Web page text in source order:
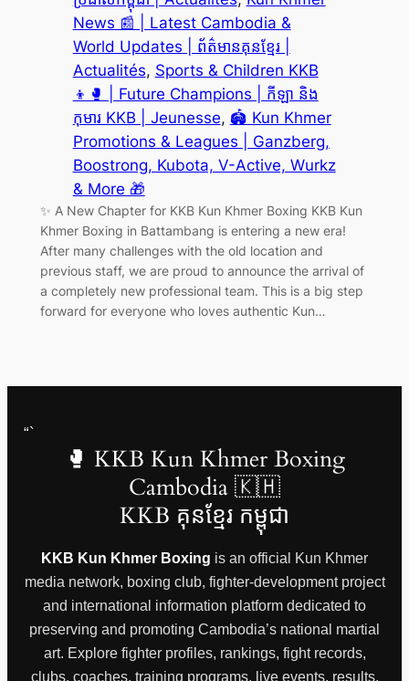
News 📰 | Latest Cambodia &
World Updates | ព័ត៌មានគុនខ្មែរ |
Actualités, Sports & Children KKB
👦🥊 | Future Champions | កីឡា និង
កុមារ KKB | Jeunesse, 🏟️ Kun Khmer
Promotions & Leagues | Ganzberg,
Boostrong, Kubota, V-Active, Wurkz
& More 🎁
✨ A New Chapter for KKB Kun Khmer Boxing KKB Kun
Khmer Boxing in Battambang is entering a new era!
After many challenges with the old location and
previous staff, we are proud to announce the arrival of
a completely new professional team. This is a big step
forward for everyone who loves authentic Kun…
“`
🥊 KKB Kun Khmer Boxing
Cambodia 🇰🇭
KKB គុនខ្មែរ កម្ពុជា
KKB Kun Khmer Boxing is an official Kun Khmer
media network, boxing club, fighter-development project
and international information platform dedicated to
preserving and promoting Cambodia’s national martial
art. Explore fighter profiles, rankings, fight records,
clubs, coaches, training programs, live events, results,